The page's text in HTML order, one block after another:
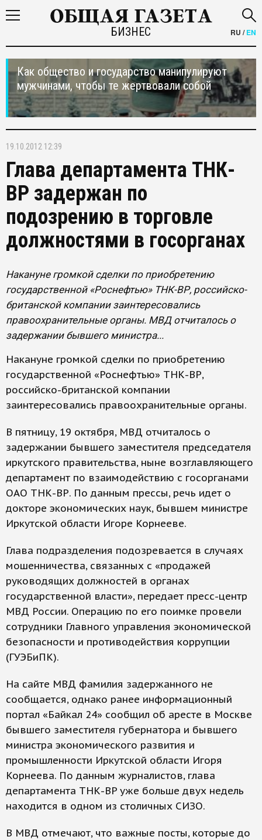
БИЗНЕС RU /EN
Как общество и государство манипулируют
мужчинами, чтобы те жертвовали собой
19.10.2012 12:39
Глава департамента ТНК-
ВР задержан по
подозрению в торговле
должностями в госорганах
Накануне громкой сделки по приобретению
государственной «Роснефтью» ТНК-ВР, российско-
британской компании заинтересовались
правоохранительные органы. МВД отчиталось о
задержании бывшего министра...
Накануне громкой сделки по приобретению
государственной «Роснефтью» ТНК-ВР,
российско-британской компании
заинтересовались правоохранительные органы.
В пятницу, 19 октября, МВД отчиталось о
задержании бывшего заместителя председателя
иркутского правительства, ныне возглавляющего
департамент по взаимодействию с госорганами
ОАО ТНК-ВР. По данным прессы, речь идет о
докторе экономических наук, бывшем министре
Иркутской области Игоре Корнееве.
Глава подразделения подозревается в случаях
мошенничества, связанных с «продажей
руководящих должностей в органах
государственной власти», передает пресс-центр
МВД России. Операцию по его поимке провели
сотрудники Главного управления экономической
безопасности и противодействия коррупции
(ГУЭБиПК).
На сайте МВД фамилия задержанного не
сообщается, однако ранее информационный
портал «Байкал 24» сообщил об аресте в Москве
бывшего заместителя губернатора и бывшего
министра экономического развития и
промышленности Иркутской области Игоря
Корнеева. По данным журналистов, глава
департамента ТНК-BP уже больше двух недель
находится в одном из столичных СИЗО.
В МВД отмечают, что важные посты, которые до